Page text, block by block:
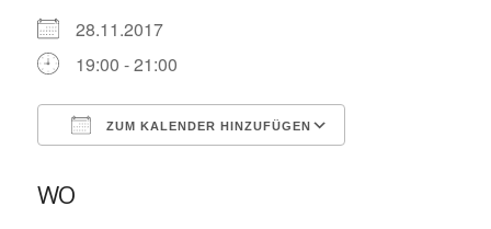
28.11.2017
19:00 - 21:00
ZUM KALENDER HINZUFÜGEN
WO